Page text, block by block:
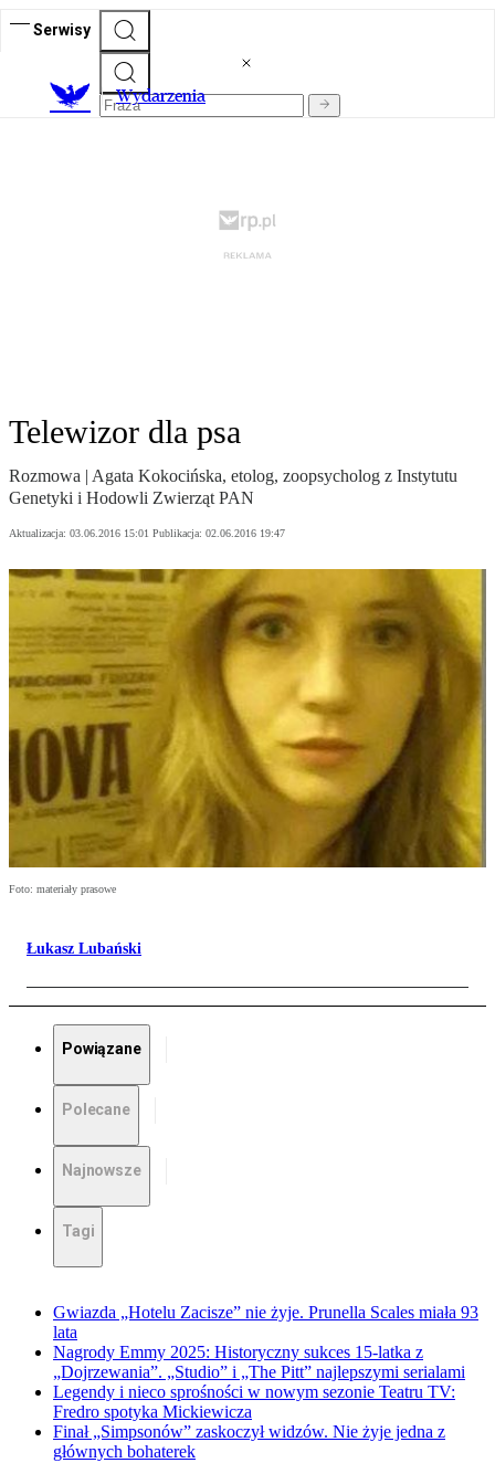
Serwisy
Wydarzenia
Telewizor dla psa
Rozmowa | Agata Kokocińska, etolog, zoopsycholog z Instytutu
Genetyki i Hodowli Zwierząt PAN
Aktualizacja: 03.06.2016 15:01 Publikacja: 02.06.2016 19:47
Foto: materiały prasowe
Łukasz Lubański
Powiązane
Polecane
Najnowsze
Tagi
Gwiazda „Hotelu Zacisze” nie żyje. Prunella Scales miała 93
lata
Nagrody Emmy 2025: Historyczny sukces 15-latka z
„Dojrzewania”. „Studio” i „The Pitt” najlepszymi serialami
Legendy i nieco sprośności w nowym sezonie Teatru TV:
Fredro spotyka Mickiewicza
Finał „Simpsonów” zaskoczył widzów. Nie żyje jedna z
głównych bohaterek